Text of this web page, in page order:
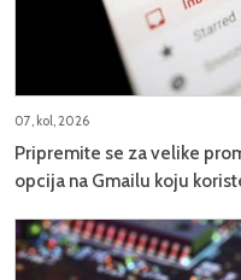
07, kol, 2026
Pripremite se za velike
opcija na Gmailu koju